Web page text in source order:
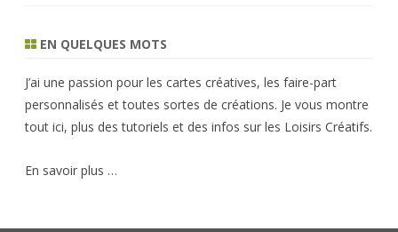
EN QUELQUES MOTS
J’ai une passion pour les cartes créatives, les faire-part
personnalisés et toutes sortes de créations. Je vous montre
tout ici, plus des tutoriels et des infos sur les Loisirs Créatifs.
En savoir plus …